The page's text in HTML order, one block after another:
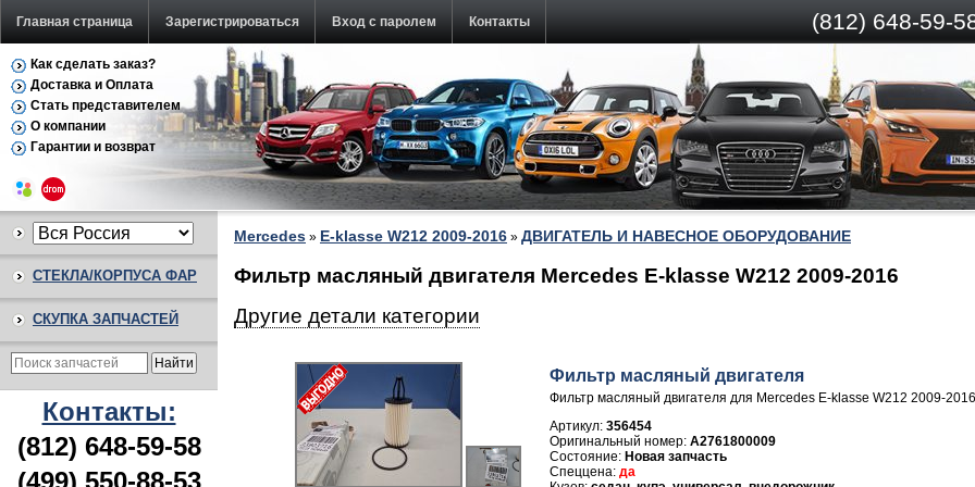
Главная страница Зарегистрироваться Вход с паролем Контакты (812) 648-59-
Как сделать заказ?
Доставка и Оплата
Стать представителем
О компании
Гарантии и возврат
СТЕКЛА/КОРПУСА ФАР
СКУПКА ЗАПЧАСТЕЙ
Контакты:
(812) 648-59-58
(499) 550-88-53
Mercedes » E-klasse W212 2009-2016 » ДВИГАТЕЛЬ И НАВЕСНОЕ ОБОРУДОВАНИЕ
Фильтр масляный двигателя Mercedes E-klasse W212 2009-2016
Другие детали категории
Фильтр масляный двигателя
Фильтр масляный двигателя для Mercedes E-klasse W212 2009-2016
Артикул: 356454
A2761800009
Новая запчасть
да